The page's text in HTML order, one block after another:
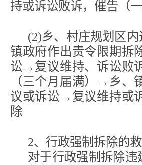
持或诉讼败诉，催告（
(2)乡、村庄规划区
镇政府作出责令限期
讼→复议维持、诉讼败
（三个月届满）→乡
议或诉讼→复议维持或
除
2、行政强制拆除的
对于行政强制拆除